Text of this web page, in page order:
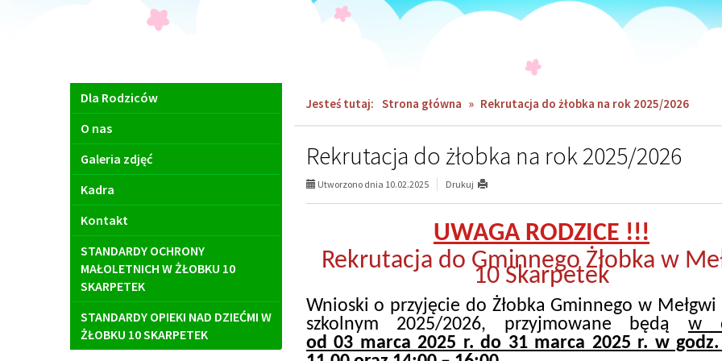
Menu
główne
Dla Rodziców
O nas
Galeria zdjęć
Kadra
Kontakt
STANDARDY OCHRONY
MAŁOLETNICH W ŻŁOBKU 10
SKARPETEK
STANDARDY OPIEKI NAD DZIEĆMI W
ŻŁOBKU 10 SKARPETEK
Jesteś tutaj: Strona główna » Rekrutacja do żłobka na rok 2025/2026
Rekrutacja do żłobka na rok 2025/2026
Utworzono dnia 10.02.2025 Drukuj
UWAGA RODZICE !!!
Rekrutacja do Gminnego Żłobka w
10 Skarpetek
Wnioski o przyjęcie do Żłobka Gminnego w
szkolnym 2025/2026, przyjmowane będą w
od 03 marca 2025 r. do 31 marca 2025 r. w